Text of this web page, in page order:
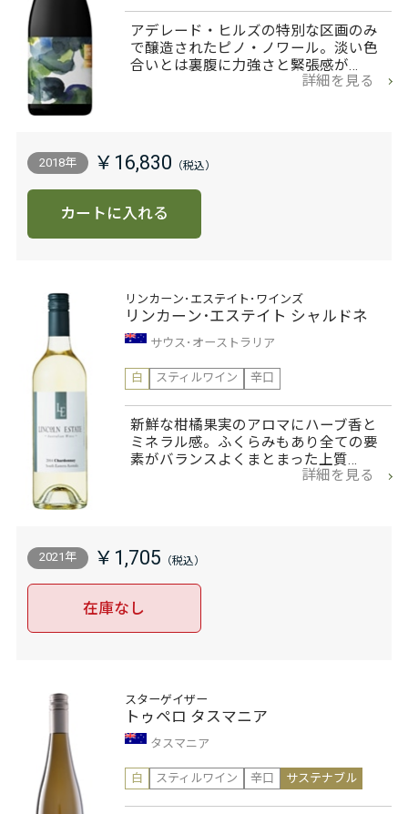
アデレード・ヒルズの特別な区画のみ
で醸造されたピノ・ノワール。淡い色
合いとは裏腹に力強さと緊張感が…
詳細を見る
2018年 ￥16,830
カートに入れる
リンカーン･エステイト･ワインズ
リンカーン･エステイト シャルドネ
サウス･オーストラリア
白
スティルワイン 辛口
新鮮な柑橘果実のアロマにハーブ香と
ミネラル感。ふくらみもあり全ての要
素がバランスよくまとまった上質…
詳細を見る
2021年 ￥1,705
在庫なし
スターゲイザー
トゥペロ タスマニア
タスマニア
白
スティルワイン 辛口 サステナブル